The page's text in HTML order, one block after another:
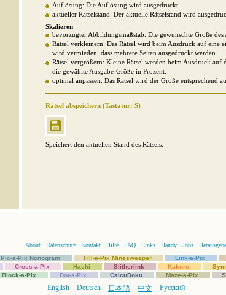
Auflösung: Die Auflösung wird ausgedruckt.
aktueller Rätselstand: Der aktuelle Rätselstand wird
Skalieren
bevorzugter Abbildungsmaßstab: Die gewünschte Größe des
Rätsel verkleinern: Das Rätsel wird beim Ausdruck auf eine
wird vermieden, dass mehrere Seiten ausgedruckt werden.
Rätsel vergrößern: Kleine Rätsel werden beim Ausdruck auf
die gewählte Ausgabe-Größe in Prozent.
optimal anpassen: Das Rätsel wird der Größe entsprechend
Rätsel abspeichern (Tastatur: S)
Speichert den aktuellen Stand des Rätsels.
About Datenschutz Kontakt Hilfe FAQ Links Handy Jobs
Pic-a-Pix Nonogram
Fill-a-Pix Minesweeper Link-a-Pix
Cross-a-Pix Hashi Slitherlink Kakuro
Block-a-Pix Dot-a-Pix CalcuDoku Maze-a-Pix
English Deutsch 日本語 中文 Русский